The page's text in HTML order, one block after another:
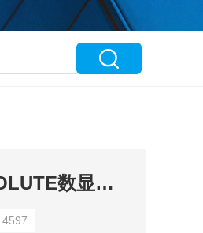
511 系列CG-DMitutoyo日本三丰ABSOLUTE数显内径表
4597